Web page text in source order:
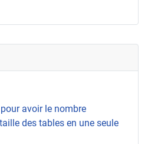
avoir le nombre
des tables en une seule